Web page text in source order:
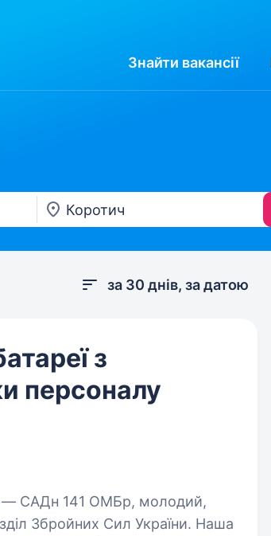
Знайти вакансії
за 30 днів, за датою
з
персоналу
Збройних Сил України. Наша